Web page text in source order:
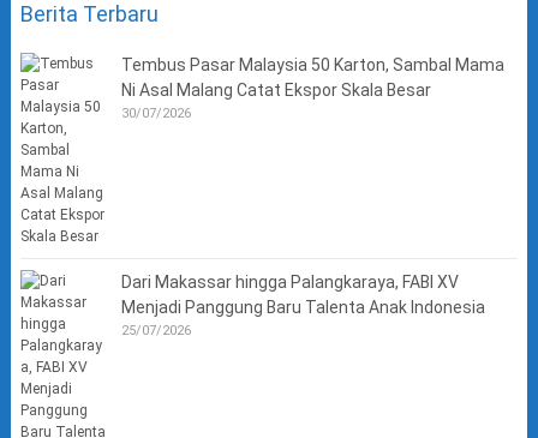
Berita Terbaru
Tembus Pasar Malaysia 50 Karton, Sambal Mama
Ni Asal Malang Catat Ekspor Skala Besar
30/07/2026
Dari Makassar hingga Palangkaraya, FABI XV
Menjadi Panggung Baru Talenta Anak Indonesia
25/07/2026